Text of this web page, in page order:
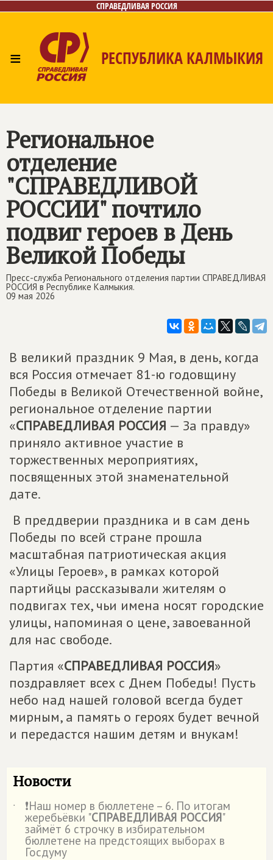
СПРАВЕДЛИВАЯ РОССИЯ
≡ РЕСПУБЛИКА КАЛМЫКИЯ
Региональное
отделение
"СПРАВЕДЛИВОЙ
РОССИИ" почтило
подвиг героев в День
Великой Победы
Пресс-служба Регионального отделения партии СПРАВЕДЛИВАЯ
РОССИЯ в Республике Калмыкия.
09 мая 2026
В великий праздник 9 Мая, в день, когда
вся Россия отмечает 81-ю годовщину
Победы в Великой Отечественной войне,
региональное отделение партии
«СПРАВЕДЛИВАЯ РОССИЯ — За правду»
приняло активное участие в
торжественных мероприятиях,
посвященных этой знаменательной
дате.
В преддверии праздника и в сам день
Победы по всей стране прошла
масштабная патриотическая акция
«Улицы Героев», в рамках которой
партийцы рассказывали жителям о
подвигах тех, чьи имена носят городские
улицы, напоминая о цене, завоеванной
для нас свободе.
Партия «СПРАВЕДЛИВАЯ РОССИЯ»
поздравляет всех с Днем Победы! Пусть
небо над нашей головой всегда будет
мирным, а память о героях будет вечной
и передастся нашим детям и внукам!
Новости
˙ ❗Наш номер в бюллетене – 6. По итогам
жеребьёвки "СПРАВЕДЛИВАЯ РОССИЯ"
займёт 6 строчку в избирательном
бюллетене на предстоящих выборах в
Госдуму